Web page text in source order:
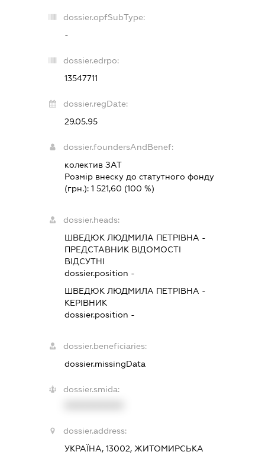
dossier.opfSubType:
-
dossier.edrpo:
13547711
dossier.regDate:
29.05.95
dossier.foundersAndBenef:
колектив ЗАТ
Розмір внеску до статутного фонду
(грн.):1 521,60 (100 %)
dossier.heads:
ШВЕДЮК ЛЮДМИЛА ПЕТРІВНА -
ПРЕДСТАВНИК ВІДОМОСТІ
ВІДСУТНІ
dossier.position -
ШВЕДЮК ЛЮДМИЛА ПЕТРІВНА -
КЕРІВНИК
dossier.position -
dossier.beneficiaries:
dossier.missingData
dossier.smida:
dossier.address:
УКРАЇНА, 13002, ЖИТОМИРСЬКА